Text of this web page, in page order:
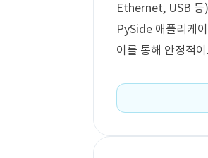
Ethernet, USB 등)
PySide 애플리케
이를 통해 안정적